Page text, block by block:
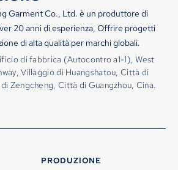
Garment Co., Ltd. è un produttore di
20 anni di esperienza, Offrire progetti
di alta qualità per marchi globali.
di fabbrica (Autocontro a1-1), West
Villaggio di Huangshatou, Città di
Zengcheng, Città di Guangzhou, Cina.
PRODUZIONE